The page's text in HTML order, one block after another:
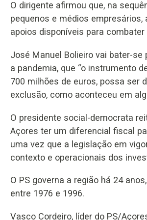
O dirigente afirmou que, na
pequenos e médios
apoios disponíveis para combater
José Manuel Bolieiro vai bater-
a pandemia, que “o instrumento
700 milhões de euros, possa ser
exclusão, como aconteceu em
O presidente social-democrata
Açores ter um diferencial fiscal
uma vez que a legislação em
contexto e operacionais dos
O PS governa a região há 24
entre 1976 e 1996.
Vasco Cordeiro, líder do PS/